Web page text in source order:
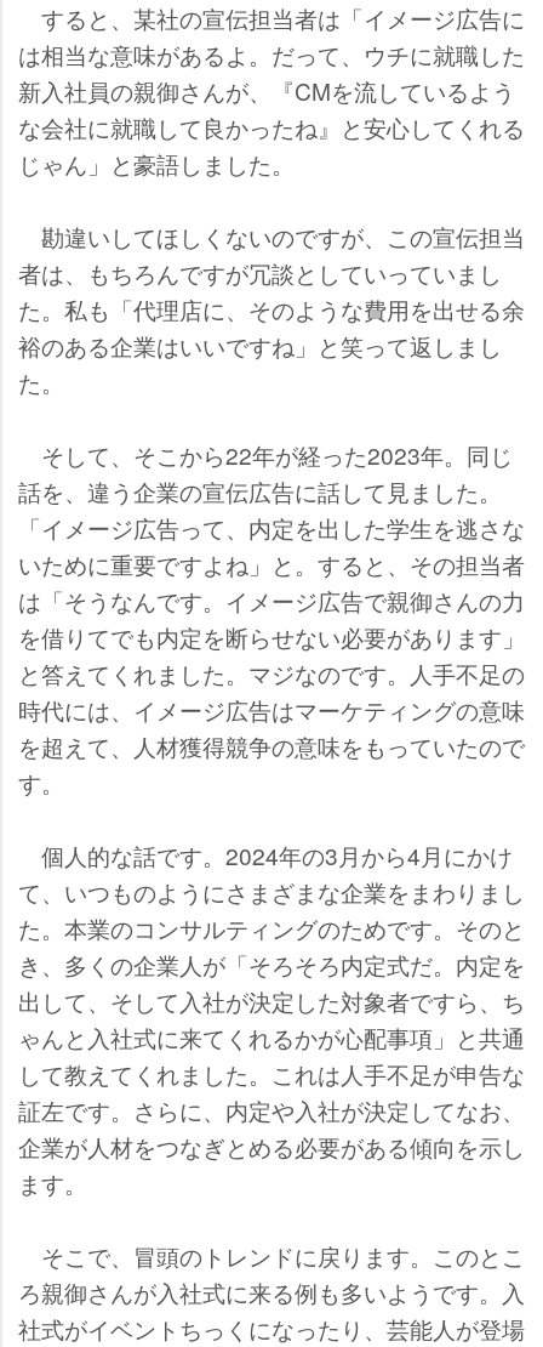
すると、某社の宣伝担当者は「イメージ広告に
は相当な意味があるよ。だって、ウチに就職した
新入社員の親御さんが、『CMを流しているよう
な会社に就職して良かったね』と安心してくれる
じゃん」と豪語しました。
勘違いしてほしくないのですが、この宣伝担当
者は、もちろんですが冗談としていっていまし
た。私も「代理店に、そのような費用を出せる余
裕のある企業はいいですね」と笑って返しまし
た。
そして、そこから22年が経った2023年。同じ
話を、違う企業の宣伝広告に話して見ました。
「イメージ広告って、内定を出した学生を逃さな
いために重要ですよね」と。すると、その担当者
は「そうなんです。イメージ広告で親御さんの力
を借りてでも内定を断らせない必要があります」
と答えてくれました。マジなのです。人手不足の
時代には、イメージ広告はマーケティングの意味
を超えて、人材獲得競争の意味をもっていたので
す。
個人的な話です。2024年の3月から4月にかけ
て、いつものようにさまざまな企業をまわりまし
た。本業のコンサルティングのためです。そのと
き、多くの企業人が「そろそろ内定式だ。内定を
出して、そして入社が決定した対象者ですら、ち
ゃんと入社式に来てくれるかが心配事項」と共通
して教えてくれました。これは人手不足が申告な
証左です。さらに、内定や入社が決定してなお、
企業が人材をつなぎとめる必要がある傾向を示し
ます。
そこで、冒頭のトレンドに戻ります。このとこ
ろ親御さんが入社式に来る例も多いようです。入
社式がイベントちっくになったり、芸能人が登場